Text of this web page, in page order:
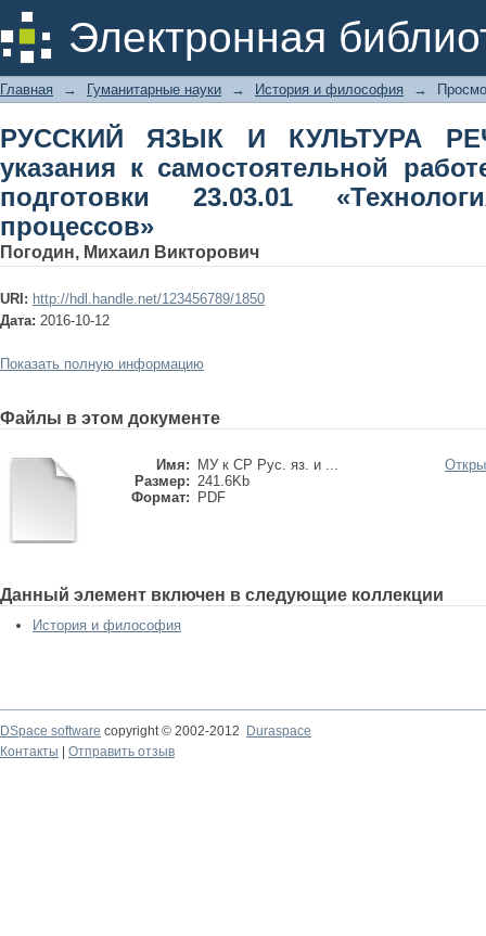
Электронная
РУССКИЙ ЯЗЫК И КУЛЬТУРА
самостоятельной работе по
транспортных процессов»
Главная → Гуманитарные науки → История и философия →
РУССКИЙ ЯЗЫК И КУЛЬТУРА
указания к самостоятельной
подготовки 23.03.01
процессов»
Погодин, Михаил Викторович
URI: http://hdl.handle.net/123456789/1850
Дата: 2016-10-12
Показать полную информацию
Файлы в этом документе
Имя:
МУ к СР Рус. яз. и ...
Размер: 241.6Kb
Формат:
PDF
Данный элемент включен в следующие коллекции
История и философия
DSpace software copyright © 2002-2012
Duraspace
Контакты
Отправить отзыв